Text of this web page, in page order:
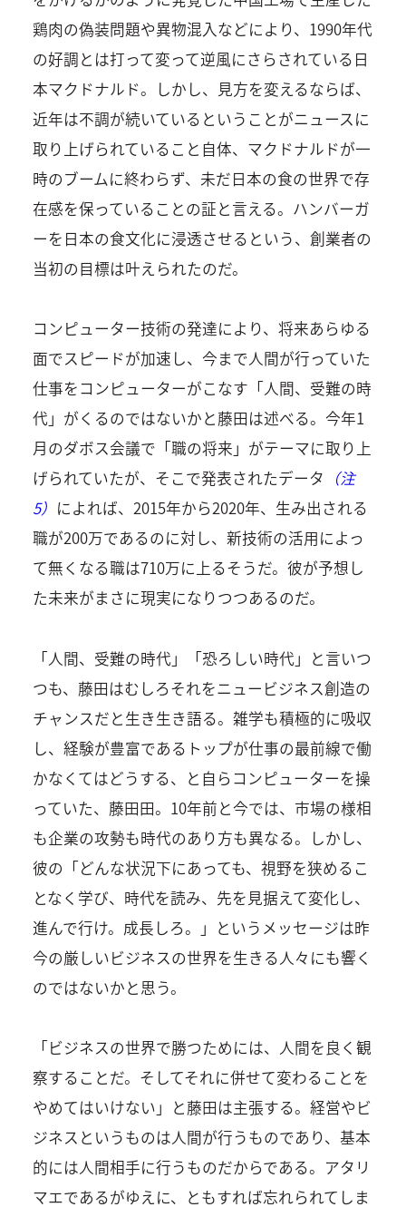
鶏肉の偽装問題や異物混入などにより、1990年代
の好調とは打って変って逆風にさらされている日
本マクドナルド。しかし、見方を変えるならば、
近年は不調が続いているということがニュースに
取り上げられていること自体、マクドナルドが一
時のブームに終わらず、未だ日本の食の世界で存
在感を保っていることの証と言える。ハンバーガ
ーを日本の食文化に浸透させるという、創業者の
当初の目標は叶えられたのだ。
コンピューター技術の発達により、将来あらゆる
面でスピードが加速し、今まで人間が行っていた
仕事をコンピューターがこなす「人間、受難の時
代」がくるのではないかと藤田は述べる。今年1
月のダボス会議で「職の将来」がテーマに取り上
げられていたが、そこで発表されたデータ （注
5） によれば、2015年から2020年、生み出される
職が200万であるのに対し、新技術の活用によっ
て無くなる職は710万に上るそうだ。彼が予想し
た未来がまさに現実になりつつあるのだ。
「人間、受難の時代」「恐ろしい時代」と言いつ
つも、藤田はむしろそれをニュービジネス創造の
チャンスだと生き生き語る。雑学も積極的に吸収
し、経験が豊富であるトップが仕事の最前線で働
かなくてはどうする、と自らコンピューターを操
っていた、藤田田。10年前と今では、市場の様相
も企業の攻勢も時代のあり方も異なる。しかし、
彼の「どんな状況下にあっても、視野を狭めるこ
となく学び、時代を読み、先を見据えて変化し、
進んで行け。成長しろ。」というメッセージは昨
今の厳しいビジネスの世界を生きる人々にも響く
のではないかと思う。
「ビジネスの世界で勝つためには、人間を良く観
察することだ。そしてそれに併せて変わることを
やめてはいけない」と藤田は主張する。経営やビ
ジネスというものは人間が行うものであり、基本
的には人間相手に行うものだからである。アタリ
マエであるがゆえに、ともすれば忘れられてしま